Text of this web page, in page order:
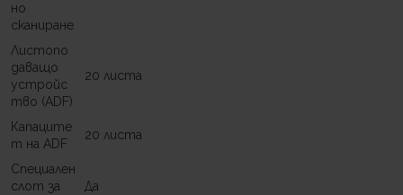
но
сканиране
Листопо
даващо
устройс
тво (ADF)
20 листа
Капаците
т на ADF
20 листа
Специален
слот за
Да